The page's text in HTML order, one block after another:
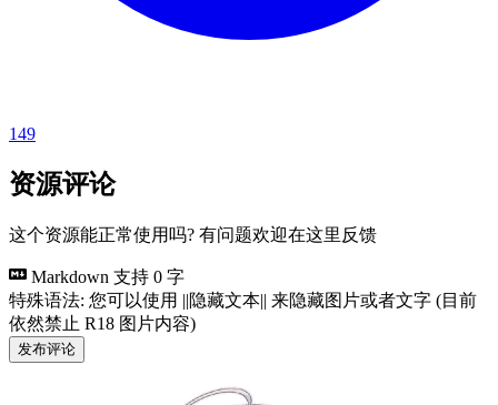
149
资源评论
这个资源能正常使用吗? 有问题欢迎在这里反馈
Markdown 支持 0 字
特殊语法: 您可以使用 ||隐藏文本|| 来隐藏图片或者文字 (目前
依然禁止 R18 图片内容)
发布评论